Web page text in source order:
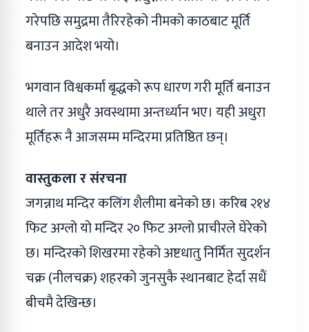
गरेपछि समुद्रमा तैरिरहेको नीमको काठबाट मूर्ति
बनाउन आदेश भयो।
भगवान विश्वकर्मा बृद्धको रूप धारण गरी मूर्ति बनाउन
थाले तर अधुरै अवस्थामा अन्तर्ध्यान भए। यही अधुरा
मूर्तिहरू नै आजसम्म मन्दिरमा प्रतिष्ठित छन्।
वास्तुकला र संरचना
जगन्नाथ मन्दिर कलिंग शैलीमा बनेको छ। करिब २१४
फिट अग्लो यो मन्दिर २० फिट अग्लो प्राचीरले घेरेको
छ। मन्दिरको शिखरमा रहेको अष्टधातु निर्मित सुदर्शन
चक्र (नीलचक्र) शहरको जुनसुकै स्थानबाट हेर्दा सधैं
बीचमै देखिन्छ।